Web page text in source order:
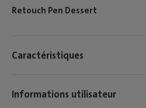
Retouch Pen Dessert
Caractéristiques
Informations utilisateur